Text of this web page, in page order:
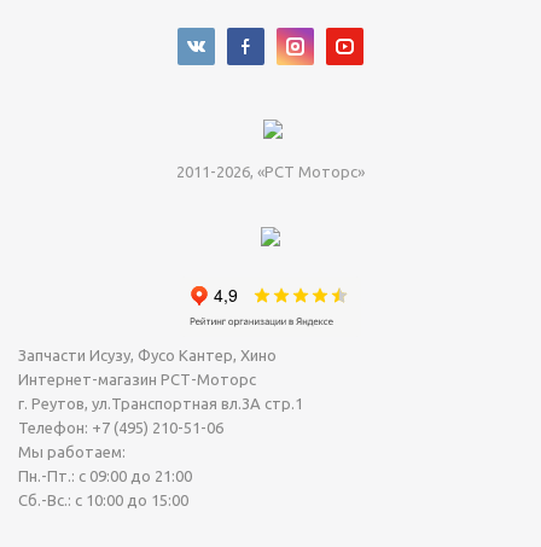
2011-2026, «РСТ Моторс»
Запчасти Исузу, Фусо Кантер, Хино
Интернет-магазин РСТ-Моторс
г. Реутов, ул.Транспортная вл.3А стр.1
Телефон: +7 (495) 210-51-06
Мы работаем:
Пн.-Пт.: с 09:00 до 21:00
Сб.-Вс.: с 10:00 до 15:00